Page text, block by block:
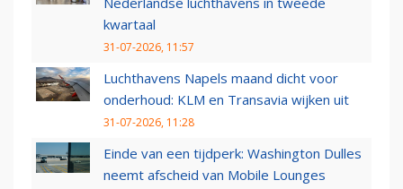
kwartaal
31-07-2026, 11:57
Luchthavens Napels maand dicht voor
onderhoud: KLM en Transavia wijken uit
31-07-2026, 11:28
Einde van een tijdperk: Washington Dulles
neemt afscheid van Mobile Lounges